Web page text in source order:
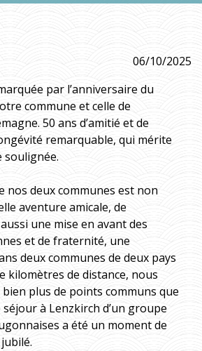
06/10/2025
par l’anniversaire du
commune et celle de
50 ans d’amitié et de
remarquable, qui mérite
soulignée.
nos deux communes est non
aventure amicale, de
une mise en avant des
et de fraternité, une
deux communes de deux pays
kilomètres de distance, nous
plus de points communs que
séjour à Lenzkirch d’un groupe
a été un moment de